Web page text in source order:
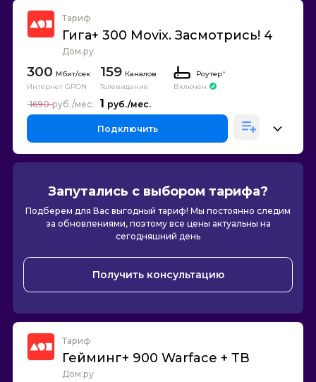
Тариф
Гига+ 300 Movix. Засмотрись! 4
Дом.ру
300
Интернет GPON
159 Каналов
Телевидение
Роутер*
Включен
1
1690
Подключить
Запутались с выбором тарифа?
Подберем для Вас выгодный тариф! Мы постоянно следим
за обновлениями, поэтому все цены актуальны на
сегодняшний день
Получить консультацию
Тариф
Гейминг+ 900 Warface + ТВ
Дом.ру